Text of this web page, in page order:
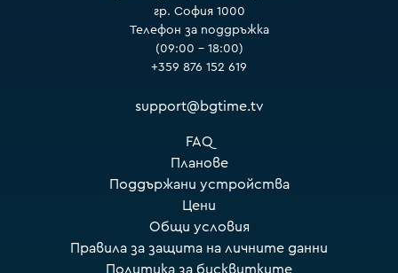
гр. София 1000
Телефон за поддръжка
(09:00 – 18:00)
+359 876 152 619
support@bgtime.tv
FAQ
Планове
Поддържани устройства
Цени
Общи условия
Правила за защита на личните данни
Политика за бисквитките